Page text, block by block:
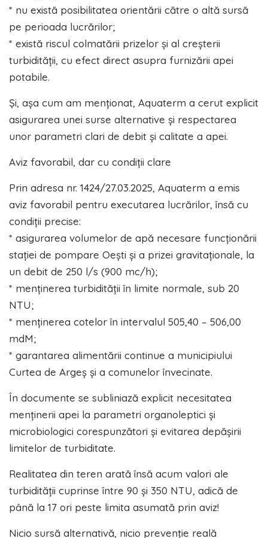
* nu există posibilitatea orientării către o altă sursă
pe perioada lucrărilor;
* există riscul colmatării prizelor și al creșterii
turbidității, cu efect direct asupra furnizării apei
potabile.
Și, așa cum am menționat, Aquaterm a cerut explicit
asigurarea unei surse alternative și respectarea
unor parametri clari de debit și calitate a apei.
Aviz favorabil, dar cu condiții clare
Prin adresa nr. 1424/27.03.2025, Aquaterm a emis
aviz favorabil pentru executarea lucrărilor, însă cu
condiții precise:
* asigurarea volumelor de apă necesare funcționării
stației de pompare Oești și a prizei gravitaționale, la
un debit de 250 l/s (900 mc/h);
* menținerea turbidității în limite normale, sub 20
NTU;
* menținerea cotelor în intervalul 505,40 – 506,00
mdM;
* garantarea alimentării continue a municipiului
Curtea de Argeș și a comunelor învecinate.
În documente se subliniază explicit necesitatea
menținerii apei la parametri organoleptici și
microbiologici corespunzători și evitarea depășirii
limitelor de turbiditate.
Realitatea din teren arată însă acum valori ale
turbidității cuprinse între 90 și 350 NTU, adică de
până la 17 ori peste limita asumată prin aviz!
Nicio sursă alternativă, nicio prevenție reală